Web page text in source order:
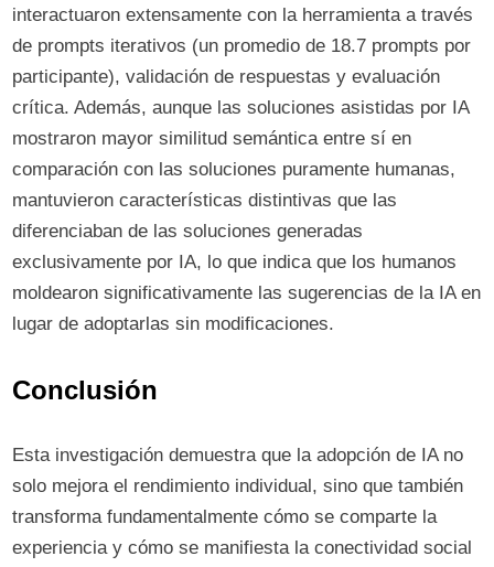
interactuaron extensamente con la herramienta a través
de prompts iterativos (un promedio de 18.7 prompts por
participante), validación de respuestas y evaluación
crítica. Además, aunque las soluciones asistidas por IA
mostraron mayor similitud semántica entre sí en
comparación con las soluciones puramente humanas,
mantuvieron características distintivas que las
diferenciaban de las soluciones generadas
exclusivamente por IA, lo que indica que los humanos
moldearon significativamente las sugerencias de la IA en
lugar de adoptarlas sin modificaciones.
Conclusión
Esta investigación demuestra que la adopción de IA no
solo mejora el rendimiento individual, sino que también
transforma fundamentalmente cómo se comparte la
experiencia y cómo se manifiesta la conectividad social